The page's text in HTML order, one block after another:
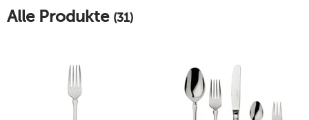
Alle Produkte (31)